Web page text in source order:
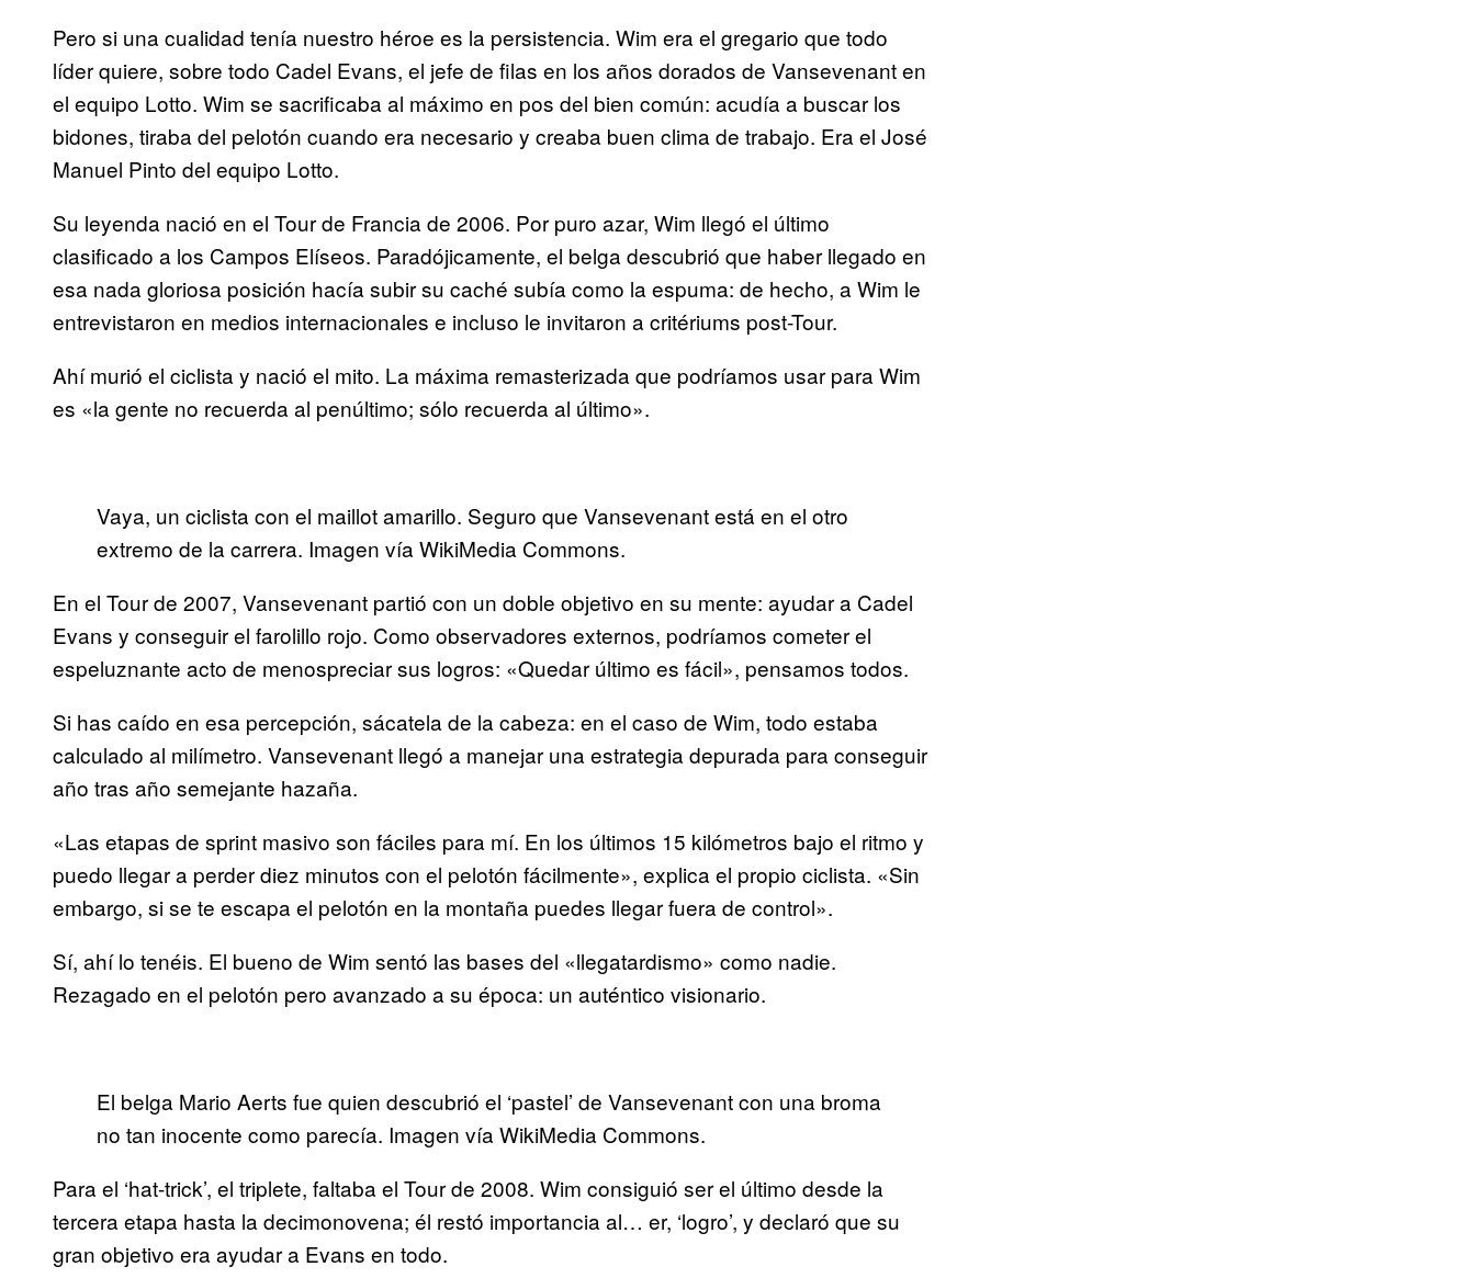
Pero si una cualidad tenía nuestro héroe es la persistencia. Wim era el gregario que todo
líder quiere, sobre todo Cadel Evans, el jefe de filas en los años dorados de Vansevenant en
el equipo Lotto. Wim se sacrificaba al máximo en pos del bien común: acudía a buscar los
bidones, tiraba del pelotón cuando era necesario y creaba buen clima de trabajo. Era el José
Manuel Pinto del equipo Lotto.
Su leyenda nació en el Tour de Francia de 2006. Por puro azar, Wim llegó el último
clasificado a los Campos Elíseos. Paradójicamente, el belga descubrió que haber llegado en
esa nada gloriosa posición hacía subir su caché subía como la espuma: de hecho, a Wim le
entrevistaron en medios internacionales e incluso le invitaron a critériums post-Tour.
Ahí murió el ciclista y nació el mito. La máxima remasterizada que podríamos usar para Wim
es «la gente no recuerda al penúltimo; sólo recuerda al último».
Vaya, un ciclista con el maillot amarillo. Seguro que Vansevenant está en el otro
extremo de la carrera. Imagen vía WikiMedia Commons.
En el Tour de 2007, Vansevenant partió con un doble objetivo en su mente: ayudar a Cadel
Evans y conseguir el farolillo rojo. Como observadores externos, podríamos cometer el
espeluznante acto de menospreciar sus logros: «Quedar último es fácil», pensamos todos.
Si has caído en esa percepción, sácatela de la cabeza: en el caso de Wim, todo estaba
calculado al milímetro. Vansevenant llegó a manejar una estrategia depurada para conseguir
año tras año semejante hazaña.
«Las etapas de sprint masivo son fáciles para mí. En los últimos 15 kilómetros bajo el ritmo y
puedo llegar a perder diez minutos con el pelotón fácilmente», explica el propio ciclista. «Sin
embargo, si se te escapa el pelotón en la montaña puedes llegar fuera de control».
Sí, ahí lo tenéis. El bueno de Wim sentó las bases del «llegatardismo» como nadie.
Rezagado en el pelotón pero avanzado a su época: un auténtico visionario.
El belga Mario Aerts fue quien descubrió el ‘pastel’ de Vansevenant con una broma
no tan inocente como parecía. Imagen vía WikiMedia Commons.
Para el ‘hat-trick’, el triplete, faltaba el Tour de 2008. Wim consiguió ser el último desde la
tercera etapa hasta la decimonovena; él restó importancia al… er, ‘logro’, y declaró que su
gran objetivo era ayudar a Evans en todo.